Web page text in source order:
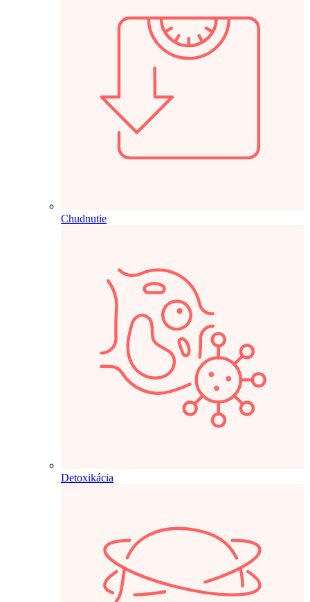
Chudnutie
Detoxikácia